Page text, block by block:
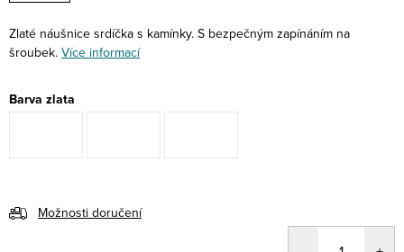
Zlaté náušnice srdíčka s kamínky. S bezpečným zapínáním na
šroubek. Více informací
Barva zlata
Možnosti doručení